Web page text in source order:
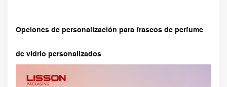
Opciones de personalización para frascos de perfume
de vidrio personalizados